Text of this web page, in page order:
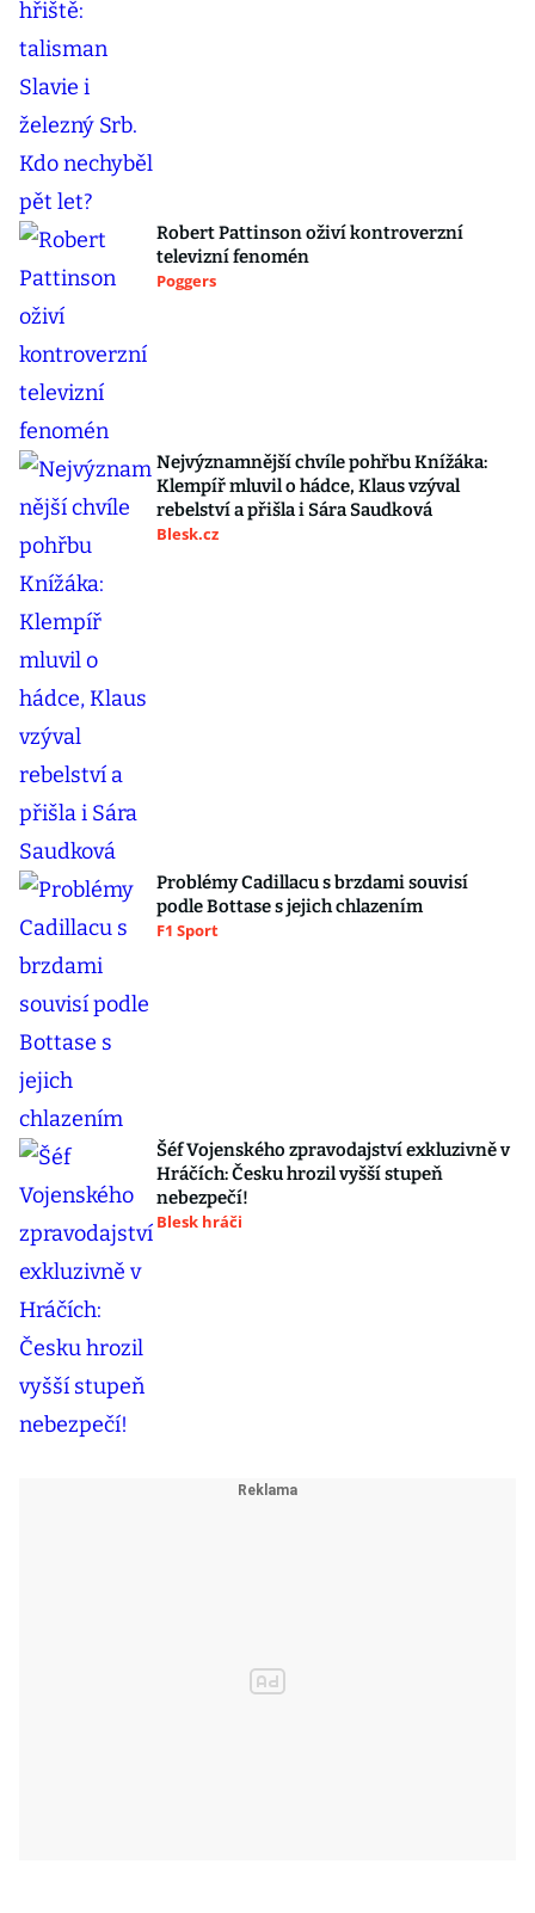
Robert Pattinson oživí kontroverzní
televizní fenomén
Poggers
Nejvýznamnější chvíle pohřbu Knížáka:
Klempíř mluvil o hádce, Klaus vzýval
rebelství a přišla i Sára Saudková
Blesk.cz
Problémy Cadillacu s brzdami souvisí
podle Bottase s jejich chlazením
F1 Sport
Šéf Vojenského zpravodajství exkluzivně v
Hráčích: Česku hrozil vyšší stupeň
nebezpečí!
Blesk hráči